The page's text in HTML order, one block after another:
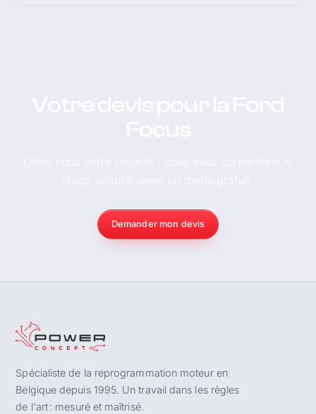
Demander mon devis
Spécialiste de la reprogrammation moteur en
Belgique depuis 1995. Un travail dans les règles
de l'art : mesuré et maîtrisé.